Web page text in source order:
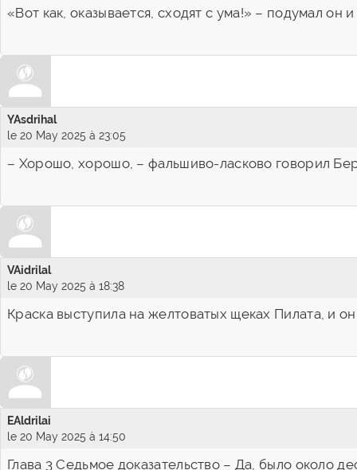
«Вот как, оказывается, сходят с ума!» – подумал
YAsdrihal
le 20 May 2025 à 23:05
– Хорошо, хорошо, – фальшиво-ласково говорил
VAidrilal
le 20 May 2025 à 18:38
Краска выступила на желтоватых щеках Пилата, и
EAldrilai
le 20 May 2025 à 14:50
Глава 3 Седьмое доказательство – Да, было